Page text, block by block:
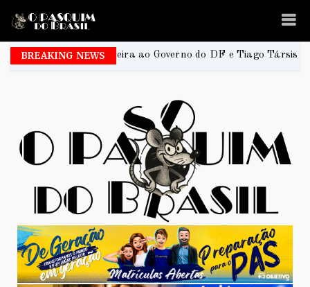
BREAKING NEWS
ao Governo do DF e Tiago Társis ao Senado 2026